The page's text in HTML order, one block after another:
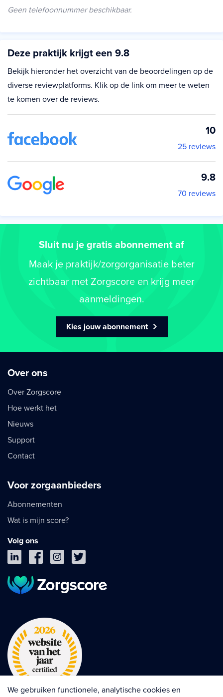
Geen telefoonnummer beschikbaar.
Deze praktijk krijgt een 9.8
Bekijk hieronder het overzicht van de beoordelingen op de
diverse reviewplatforms. Klik op de link om meer te weten
te komen over de reviews.
10
25 reviews
9.8
70 reviews
Sluit nu je gratis abonnement af
Maak je praktijk/zorgorganisatie beter
zichtbaar met Zorgscore en krijg meer
aanmeldingen.
Kies jouw abonnement
Over ons
Over Zorgscore
Hoe werkt het
Nieuws
Support
Contact
Voor zorgaanbieders
Abonnementen
Wat is mijn score?
Volg ons
We gebruiken functionele, analytische cookies en